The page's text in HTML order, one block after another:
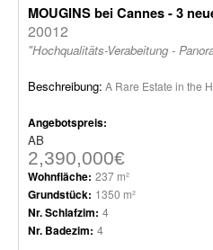
MOUGINS bei Cannes - 3
20012
"Hochqualitäts-Verabeitung -
Beschreibung: A Rare Estate in the
Angebotspreis:
AB
2,390,000€
Wohnfläche: 237 m²
Grundstück: 1350 m²
Nr. Schlafzim: 4
Nr. Badezim: 4